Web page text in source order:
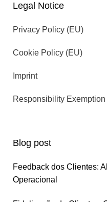
Legal Notice
Privacy Policy (EU)
Cookie Policy (EU)
Imprint
Responsibility Exemption
Blog post
Feedback dos Clientes:
Operacional